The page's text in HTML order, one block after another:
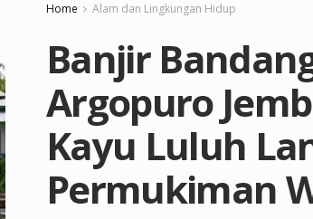
Home Alam dan Lingkungan Hidup
Banjir
Argopuro
Kayu Luluh
Permukiman